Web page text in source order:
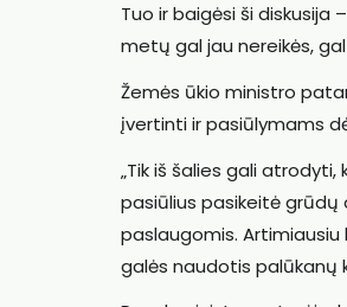
Tuo ir baigėsi ši diskusija
metų gal jau nereikės,
Žemės ūkio ministro
įvertinti ir pasiūlymams
„Tik iš šalies gali
pasiūlius pasikeitė
paslaugomis.
galės naudotis palūkanų